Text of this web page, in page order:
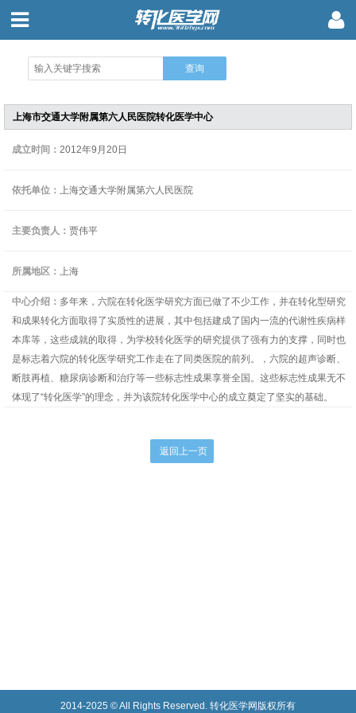
上海市交通大学附属第六人民医院转化医学中心
成立时间： 2012年9月20日
依托单位： 上海交通大学附属第六人民医院
主要负责人： 贾伟平
所属地区： 上海
中心介绍： 多年来，六院在转化医学研究方面已做了不少工作，并在转化型研究
和成果转化方面取得了实质性的进展，其中包括建成了国内一流的代谢性疾病样
本库等，这些成就的取得，为学校转化医学的研究提供了强有力的支撑，同时也
是标志着六院的转化医学研究工作走在了同类医院的前列。，六院的超声诊断、
断肢再植、糖尿病诊断和治疗等一些标志性成果享誉全国。这些标志性成果无不
体现了“转化医学”的理念，并为该院转化医学中心的成立奠定了坚实的基础。
2014-2025 © All Rights Reserved. 转化医学网版权所有